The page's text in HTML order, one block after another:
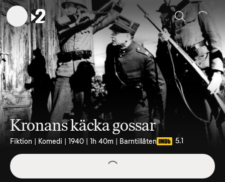
Sök
Kronans käcka gossar
Fiktion | Komedi | 1940 | 1h 40m | Barntillåten 5.1